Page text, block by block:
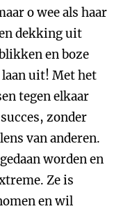
o wee als haar
dekking uit
en boze
laan uit! Met het
tegen elkaar
zonder
van anderen.
worden en
Ze is
en wil